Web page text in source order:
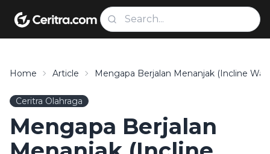
Home Article Mengapa Berjalan Menanjak (Incline
Ceritra Olahraga
Mengapa Berjalan